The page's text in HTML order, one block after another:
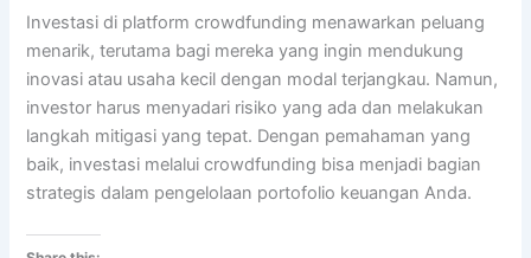
Investasi di platform crowdfunding menawarkan peluang
menarik, terutama bagi mereka yang ingin mendukung
inovasi atau usaha kecil dengan modal terjangkau. Namun,
investor harus menyadari risiko yang ada dan melakukan
langkah mitigasi yang tepat. Dengan pemahaman yang
baik, investasi melalui crowdfunding bisa menjadi bagian
strategis dalam pengelolaan portofolio keuangan Anda.